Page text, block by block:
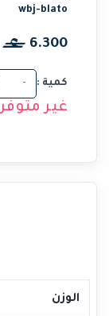
wbj-blato
6.300
كمية : -
غير متوفر
الوزن